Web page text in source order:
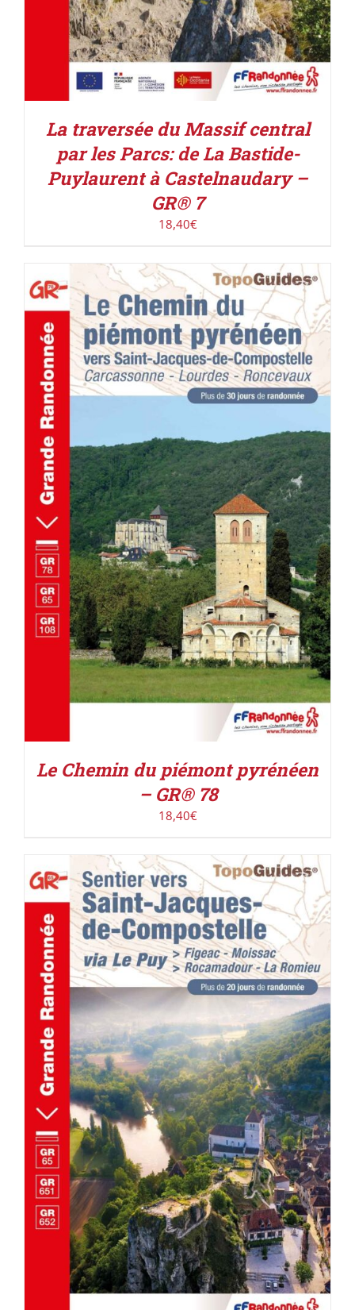
La traversée du Massif central
par les Parcs: de La Bastide-
Puylaurent à Castelnaudary –
GR® 7
18,40€
AJOUTER AU PANIER / DÉTAILS
Le Chemin du piémont pyrénéen
– GR® 78
18,40€
AJOUTER AU PANIER / DÉTAILS